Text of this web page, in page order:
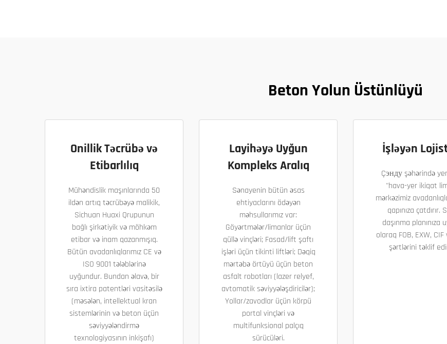
Beton Yolun Üstünlüyü
Onillik Təcrübə və
Etibarlılıq
Mühəndislik maşınlarında 50
ildən artıq təcrübəyə malikik,
Sichuan Huaxi Qrupunun
bağlı şirkətiyik və möhkəm
etibar və inam qazanmışıq.
Bütün avadanlıqlarımız CE və
ISO 9001 tələblərinə
uyğundur. Bundan əlavə, bir
sıra ixtira patentləri vasitəsilə
(məsələn, intellektual kran
sistemlərinin və beton üçün
səviyyələndirmə
texnologiyasının inkişafı)
Layihəyə Uyğun
Kompleks Aralıq
Sənayenin bütün əsas
ehtiyaclarını ödəyən
məhsullarımız var:
Göyərtmələr/limanlar üçün
qüllə vinçləri; Fasad/lift şaftı
işləri üçün tikinti liftləri; Dəqiq
mərtəbə örtüyü üçün beton
asfalt robotları (lazer relyef,
avtomatik səviyyələşdiricilər);
Yollar/zavodlar üçün körpü
portal vinçləri və
multifunksional palçıq
sürücüləri.
İşləyən
Çэнду şəhərində
"hava-yer ikiqat
mərkəzimiz
qapınıza çatdırır.
daşınma planınıza
olaraq FOB, EXW, CIF
şərtlərini təklif